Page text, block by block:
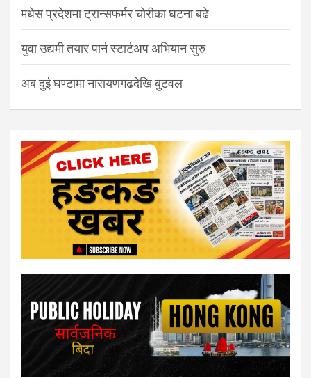
मधेस प्रदेशमा ट्रान्सफर्मर चोरीका घटना बढे
युवा उद्यमी तयार पार्न स्टार्टअप अभियान सुरु
अब दुई घण्टामा नारायणगढदेखि बुटवल